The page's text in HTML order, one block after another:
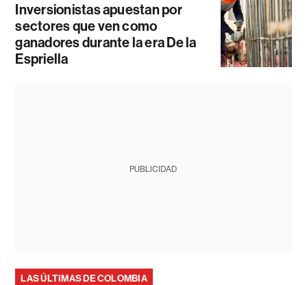
Inversionistas apuestan por
sectores que ven como
ganadores durante la era De la
Espriella
PUBLICIDAD
LAS ÚLTIMAS DE COLOMBIA